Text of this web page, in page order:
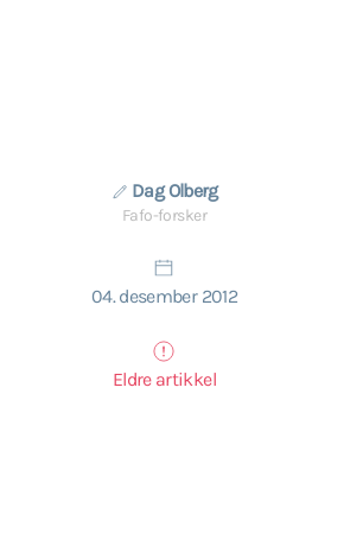
Dag Olberg
Fafo-forsker
04. desember 2012
Eldre artikkel